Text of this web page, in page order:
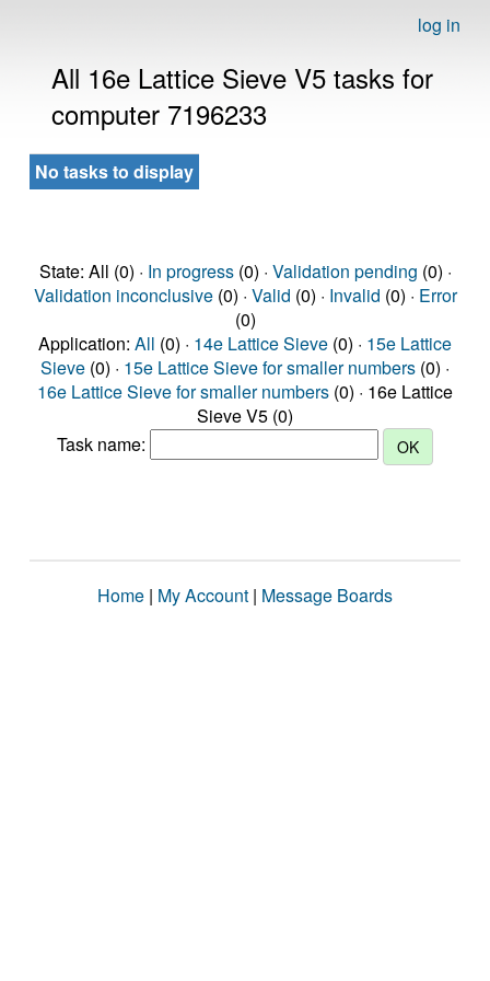
log in
All 16e Lattice Sieve V5 tasks for
computer 7196233
No tasks to display
State: All (0) · In progress(0) · Validation pending (0) ·
Validation inconclusive(0) · Valid (0) · Invalid (0) · Error
(0)
Application: All (0) · 14e Lattice Sieve (0) · 15e Lattice
Sieve (0) · 15e Lattice Sieve for smaller numbers (0) ·
16e Lattice Sieve for smaller numbers (0) · 16e Lattice
Sieve V5 (0)
Task name:
Home | My Account | Message Boards